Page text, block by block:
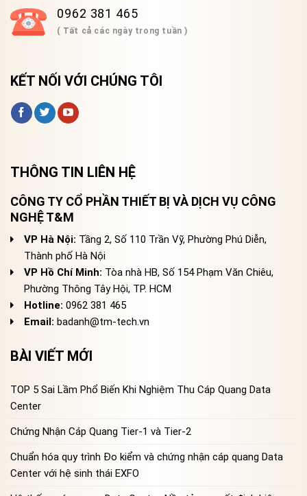
0962 381 465
( Tất cả các ngày trong tuần )
KẾT NỐI VỚI CHÚNG TÔI
THÔNG TIN LIÊN HỆ
CÔNG TY CỔ PHẦN THIẾT BỊ VÀ DỊCH VỤ CÔNG
NGHỆ T&M
VP Hà Nội: Tầng 2, Số 110 Trần Vỹ, Phường Phú Diễn,
Thành phố Hà Nội
VP Hồ Chí Minh: Tòa nhà HB, Số 154 Phạm Văn Chiêu,
Phường Thông Tây Hội, TP. HCM
Hotline: 0962 381 465
Email: badanh@tm-tech.vn
BÀI VIẾT MỚI
TOP 5 Sai Lầm Phổ Biến Khi Nghiệm Thu Cáp Quang Data
Center
Chứng Nhận Cáp Quang Tier-1 và Tier-2
Chuẩn hóa quy trình Đo kiểm và chứng nhận cáp quang Data
Center với hệ sinh thái EXFO